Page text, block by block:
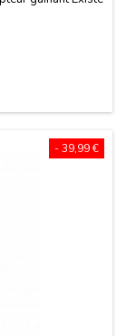
- 39,99 €